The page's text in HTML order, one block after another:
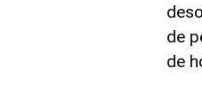
de
de